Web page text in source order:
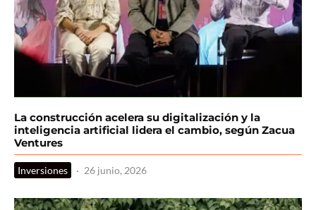
La construcción acelera su digitalización y la
inteligencia artificial lidera el cambio, según Zacua
Ventures
Inversiones · 26 junio, 2026